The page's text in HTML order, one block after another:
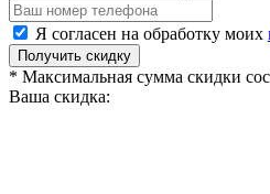
Я согласен на обработку моих
Получить скидку
* Максимальная сумма скидки
Ваша скидка: